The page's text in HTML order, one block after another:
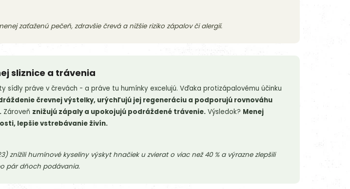
zaťaženú pečeň, zdravšie črevá a nižšie riziko zápalov či alergií.
sliznice a trávenia
sídly práve v črevách - a práve tu humínky excelujú. Vďaka protizápalovému účinku
črevnej výstelky, urýchľujú jej regeneráciu a podporujú rovnováhu
Zároveň znižujú zápaly a upokojujú podráždené trávenie. Výsledok? Menej
lepšie vstrebávanie živín.
znížili humínové kyseliny výskyt hnačiek u zvierat o viac než 40 % a výrazne zlepšili
pár dňoch podávania.